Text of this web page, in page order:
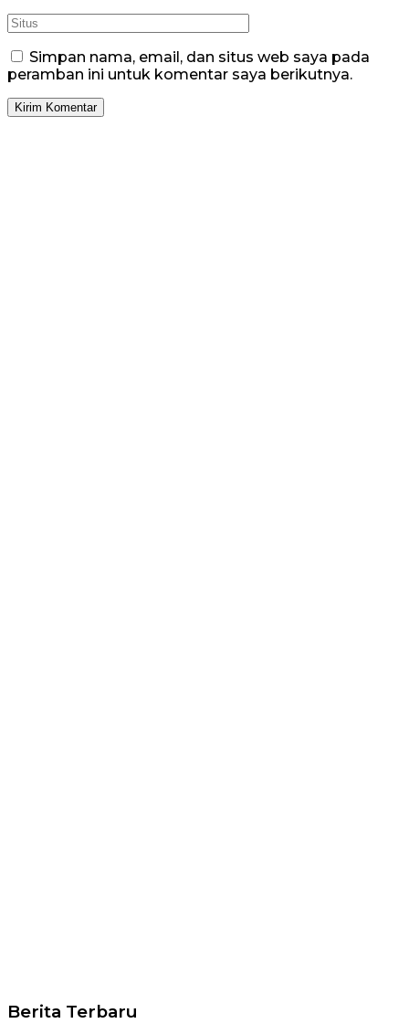
Simpan nama, email, dan situs web saya pada
peramban ini untuk komentar saya berikutnya.
Berita Terbaru